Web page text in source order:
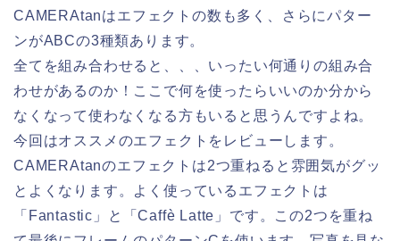
CAMERAtanはエフェクトの数も多く、さらにパター
ンがABCの3種類あります。
全てを組み合わせると、、、いったい何通りの組み合
わせがあるのか！ここで何を使ったらいいのか分から
なくなって使わなくなる方もいると思うんですよね。
今回はオススメのエフェクトをレビューします。
CAMERAtanのエフェクトは2つ重ねると雰囲気がグッ
とよくなります。よく使っているエフェクトは
「Fantastic」と「Caffè Latte」です。この2つを重ね